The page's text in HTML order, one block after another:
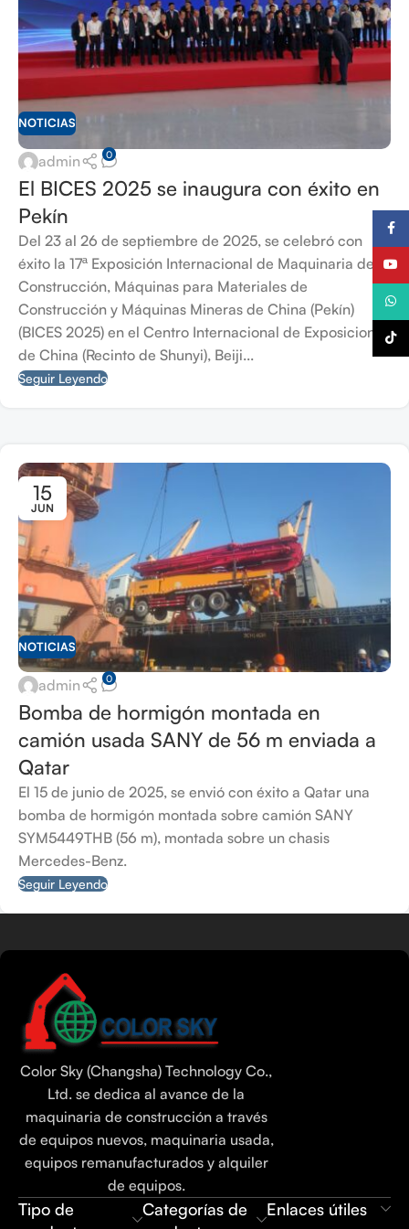
NOTICIAS
admin 0
El BICES 2025 se inaugura con éxito en
Pekín
Del 23 al 26 de septiembre de 2025, se celebró con
éxito la 17ª Exposición Internacional de Maquinaria de
Construcción, Máquinas para Materiales de
Construcción y Máquinas Mineras de China (Pekín)
(BICES 2025) en el Centro Internacional de Exposiciones
de China (Recinto de Shunyi), Beiji...
Seguir Leyendo
15
JUN
NOTICIAS
admin 0
Bomba de hormigón montada en
camión usada SANY de 56 m enviada a
Qatar
El 15 de junio de 2025, se envió con éxito a Qatar una
bomba de hormigón montada sobre camión SANY
SYM5449THB (56 m), montada sobre un chasis
Mercedes-Benz.
Seguir Leyendo
Color Sky (Changsha) Technology Co.,
Ltd. se dedica al avance de la
maquinaria de construcción a través
de equipos nuevos, maquinaria usada,
equipos remanufacturados y alquiler
de equipos.
Tipo de
Categorías de
Enlaces útiles
Vietnamese
Portuguese
Russian
Hindi
Urdu
Tamil